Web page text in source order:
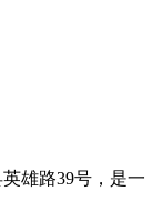
雄路39号，是一